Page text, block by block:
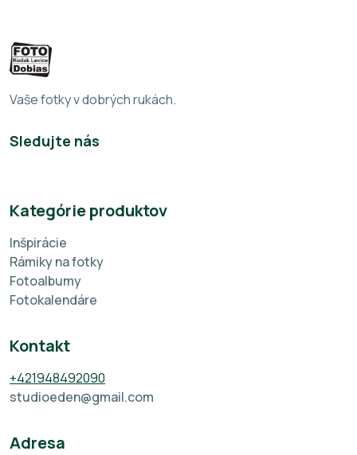
Vaše fotky v dobrých rukách.
Sledujte nás
Kategórie produktov
Inšpirácie
Rámiky na fotky
Fotoalbumy
Fotokalendáre
Kontakt
+421948492090
studioeden@gmail.com
Adresa